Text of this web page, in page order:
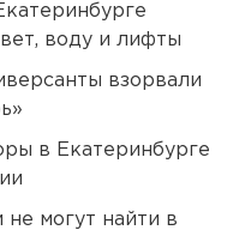
воду и лифты
взорвали
в Екатеринбурге
могут найти в